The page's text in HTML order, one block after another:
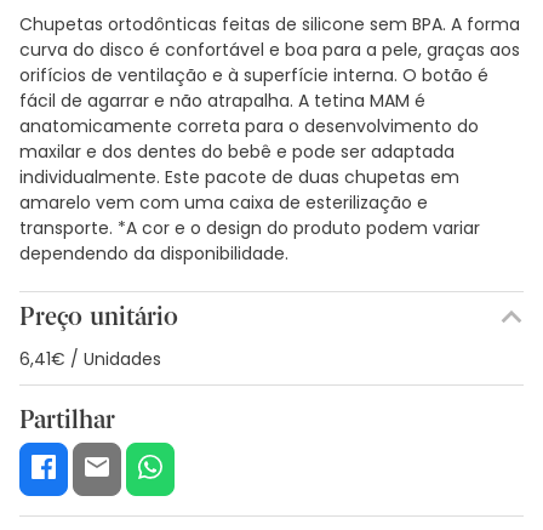
Chupetas ortodônticas feitas de silicone sem BPA. A forma
curva do disco é confortável e boa para a pele, graças aos
orifícios de ventilação e à superfície interna. O botão é
fácil de agarrar e não atrapalha. A tetina MAM é
anatomicamente correta para o desenvolvimento do
maxilar e dos dentes do bebê e pode ser adaptada
individualmente. Este pacote de duas chupetas em
amarelo vem com uma caixa de esterilização e
transporte. *A cor e o design do produto podem variar
dependendo da disponibilidade.
Preço unitário
6,41€ / Unidades
Partilhar